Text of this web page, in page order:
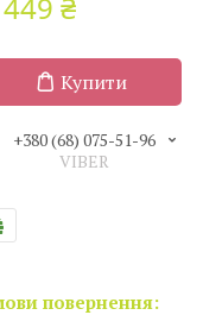
₴
Купити
+380 (68) 075-51-96
VIBER